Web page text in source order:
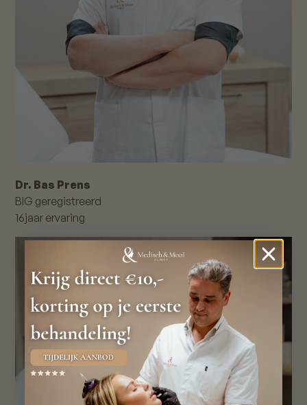
Dr. Bas Prens
BIG geregistreerd
16jaar ervaring